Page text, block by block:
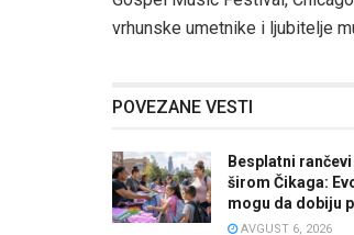
vrhunske umetnike i ljubitelje
POVEZANE VESTI
Besplatni
širom Čikaga:
mogu da dobiju
AVGUST 6, 2026